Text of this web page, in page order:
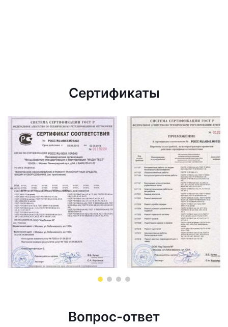
Сертификаты
Вопрос-ответ